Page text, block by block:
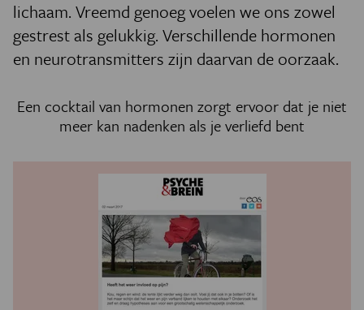
lichaam. Vreemd genoeg voelen we ons zowel
gestrest als gelukkig. Verschillende hormonen
en n­eurotransmitters zijn daarvan de oorzaak.
Een cocktail van hormonen zorgt ervoor dat je niet
meer kan nadenken als je verliefd bent